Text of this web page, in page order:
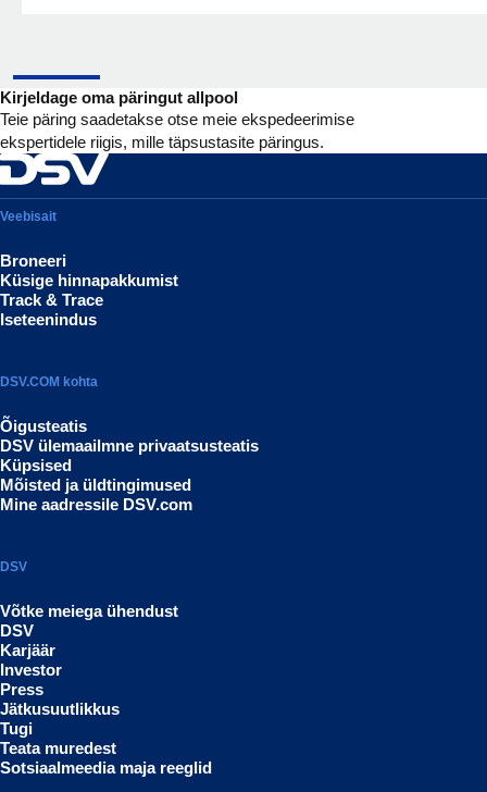
Kirjeldage oma päringut allpool
Teie päring saadetakse otse meie ekspedeerimise
ekspertidele riigis, mille täpsustasite päringus.
Veebisait
Broneeri
Küsige hinnapakkumist
Track & Trace
Iseteenindus
DSV.COM kohta
Õigusteatis
DSV ülemaailmne privaatsusteatis
Küpsised
Mõisted ja üldtingimused
Mine aadressile DSV.com
DSV
Võtke meiega ühendust
DSV
Karjäär
Investor
Press
Jätkusuutlikkus
Tugi
Teata muredest
Sotsiaalmeedia maja reeglid